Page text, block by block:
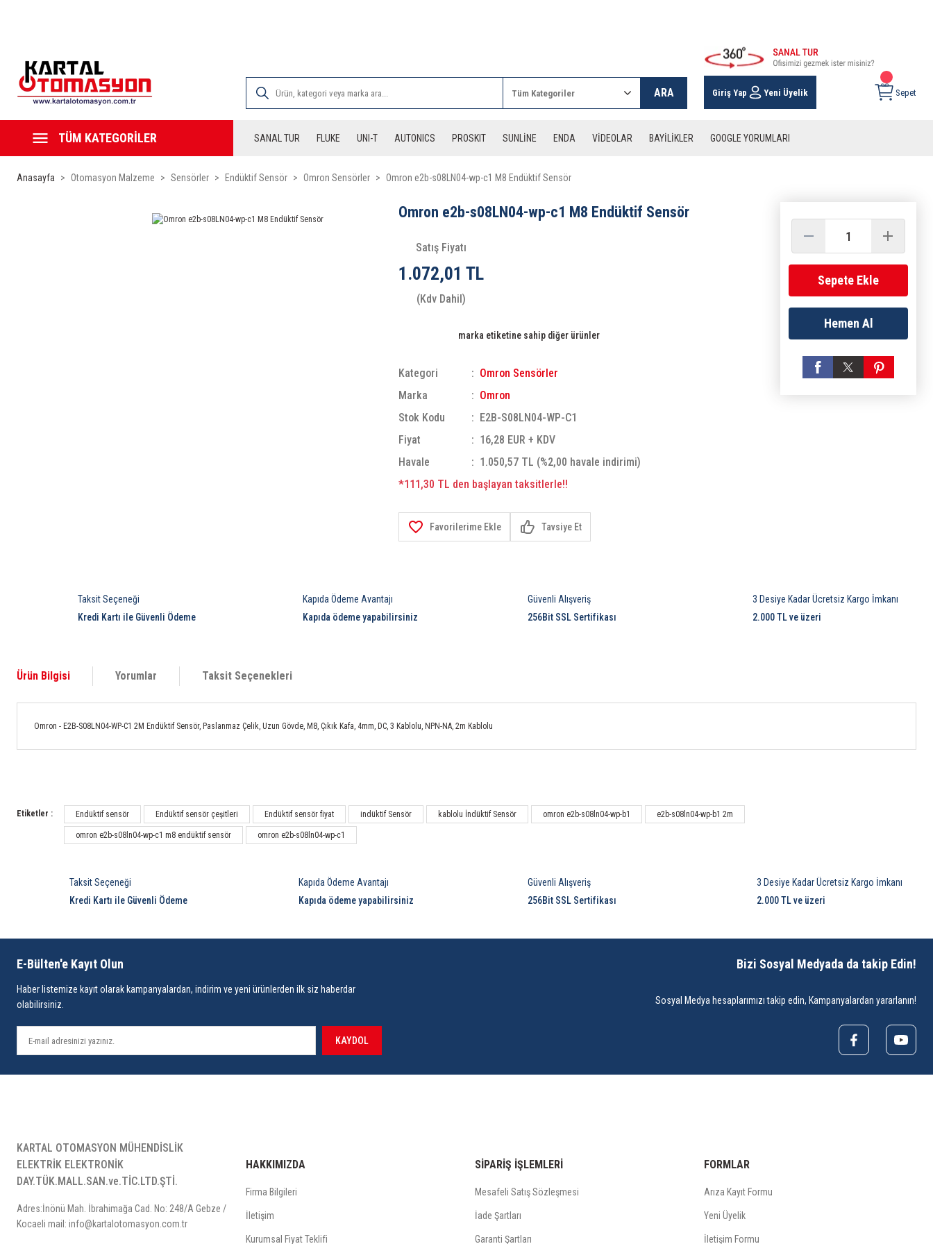
ARA Giriş Yap Yeni Üyelik Sepet
TÜM KATEGORİLER SANAL TUR FLUKE UNI-T AUTONICS PROSKIT SUNLİNE ENDA VİDEOLAR BAYİLİKLER GOOGLE YORUMLARI
Anasayfa Otomasyon Malzeme Sensörler Endüktif Sensör Omron Sensörler Omron e2b-s08LN04-wp-c1 M8 Endüktif Sensör
Omron e2b-s08LN04-wp-c1 M8 Endüktif Sensör
Satış Fiyatı
1.072,01 TL
(Kdv Dahil)
marka etiketine sahip diğer ürünler
Kategori
Omron Sensörler
Marka
Omron
Stok Kodu
E2B-S08LN04-WP-C1
Fiyat
16,28 EUR + KDV
Havale
1.050,57 TL (%2,00 havale indirimi)
*111,30 TL den başlayan taksitlerle!!
Tavsiye Et
Sepete Ekle
Hemen Al
3 Desiye Kadar Ücretsiz Kargo İmkanı
2.000 TL ve üzeri
Kapıda Ödeme Avantajı
Kapıda ödeme yapabilirsiniz
Güvenli Alışveriş
256Bit SSL Sertifikası
Taksit Seçeneği
Kredi Kartı ile Güvenli Ödeme
Ürün Bilgisi Yorumlar Taksit Seçenekleri
Omron - E2B-S08LN04-WP-C1 2M Endüktif Sensör, Paslanmaz Çelik, Uzun Gövde, M8, Çıkık Kafa, 4mm, DC, 3 Kablolu, NPN-NA, 2m Kablolu
Etiketler : Endüktif sensör Endüktif sensör çeşitleri Endüktif sensör fiyat indüktif Sensör kablolu İndüktif Sensör omron e2b-s08ln04-wp-b1 e2b-s08ln04-wp-b1 2m
omron e2b-s08ln04-wp-c1 m8 endüktif sensör omron e2b-s08ln04-wp-c1
3 Desiye Kadar Ücretsiz Kargo İmkanı
2.000 TL ve üzeri
Kapıda Ödeme Avantajı
Kapıda ödeme yapabilirsiniz
Güvenli Alışveriş
256Bit SSL Sertifikası
Taksit Seçeneği
Kredi Kartı ile Güvenli Ödeme
E-Bülten'e Kayıt Olun
Haber listemize kayıt olarak kampanyalardan, indirim ve yeni ürünlerden ilk siz haberdar
olabilirsiniz.
KAYDOL
Bizi Sosyal Medyada da takip Edin!
Sosyal Medya hesaplarımızı takip edin, Kampanyalardan yararlanın!
KARTAL OTOMASYON MÜHENDİSLİK
ELEKTRİK ELEKTRONİK
DAY.TÜK.MALL.SAN.ve.TİC.LTD.ŞTİ.
Adres:İnönü Mah. İbrahimağa Cad. No: 248/A Gebze /
Kocaeli mail: info@kartalotomasyon.com.tr
HAKKIMIZDA
Firma Bilgileri
İletişim
Kurumsal Fiyat Teklifi
SİPARİŞ İŞLEMLERİ
Mesafeli Satış Sözleşmesi
İade Şartları
Garanti Şartları
FORMLAR
Arıza Kayıt Formu
Yeni Üyelik
İletişim Formu